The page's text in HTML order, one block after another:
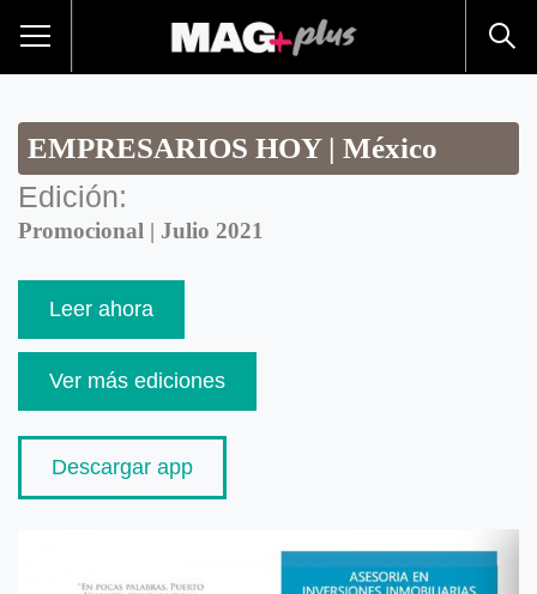
EMPRESARIOS HOY | México
Edición:
Promocional | Julio 2021
Leer ahora
Ver más ediciones
Descargar app